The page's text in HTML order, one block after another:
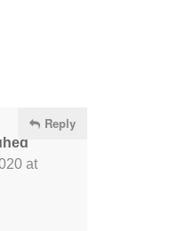
at
Reply